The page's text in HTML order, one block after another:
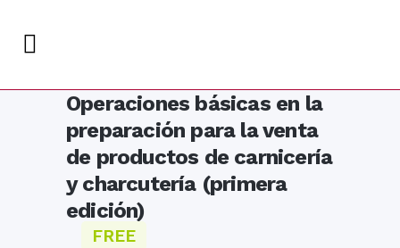
Operaciones básicas en la
preparación para la venta
de productos de carnicería
y charcutería (primera
edición)
FREE